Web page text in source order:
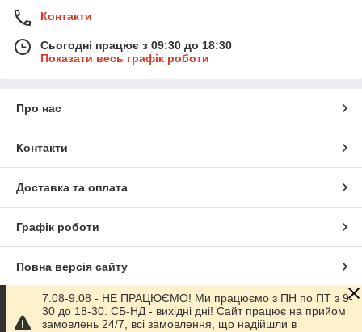
Контакти
Сьогодні працює з 09:30 до 18:30
Показати весь графік роботи
Про нас
Контакти
Доставка та оплата
Графік роботи
Повна версія сайту
Сайт створено на маркетплейсіProm.ua
7.08-9.08 - НЕ ПРАЦЮЄМО! Ми працюємо з ПН по ПТ з 9-
30 до 18-30. СБ-НД - вихідні дні! Сайт працює на прийом
замовлень 24/7, всі замовлення, що надійшли в